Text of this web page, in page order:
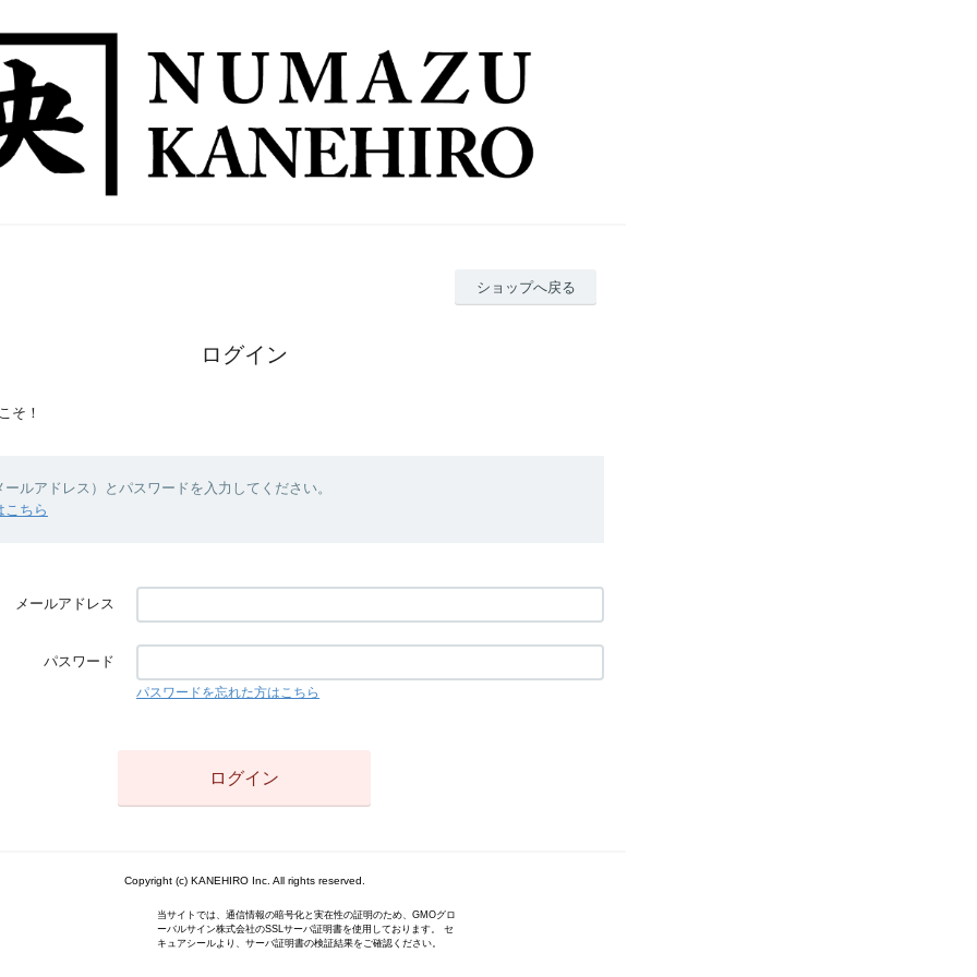
ショップへ戻る
ログイン
そ！
ールアドレス）とパスワードを入力してください。
こちら
メールアドレス
パスワード
パスワードを忘れた方はこちら
Copyright (c) KANEHIRO Inc. All rights reserved.
当サイトでは、通信情報の暗号化と実在性の証明のため、GMOグロ
ーバルサイン株式会社のSSLサーバ証明書を使用しております。 セ
キュアシールより、サーバ証明書の検証結果をご確認ください。